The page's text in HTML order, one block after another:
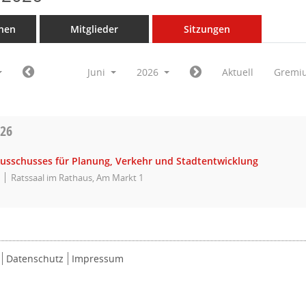
Mitglieder Sitzungen
Juni 2026 Aktuell
für Planung, Verkehr und Stadtentwicklung
Ratssaal im Rathaus, Am Markt 1
Datenschutz Impressum